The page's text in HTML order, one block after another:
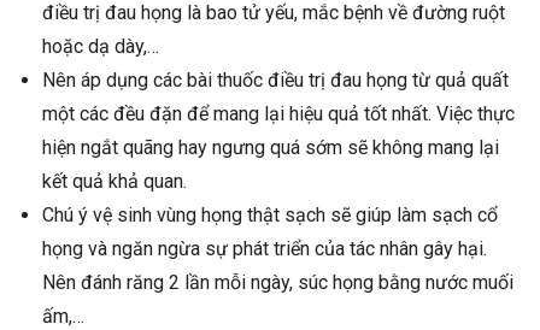
điều trị đau họng là bao tử yếu, mắc bệnh về đường ruột
hoặc dạ dày,…
Nên áp dụng các bài thuốc điều trị đau họng từ quả quất
một các đều đặn để mang lại hiệu quả tốt nhất. Việc thực
hiện ngắt quãng hay ngưng quá sớm sẽ không mang lại
kết quả khả quan.
Chú ý vệ sinh vùng họng thật sạch sẽ giúp làm sạch cổ
họng và ngăn ngừa sự phát triển của tác nhân gây hại.
Nên đánh răng 2 lần mỗi ngày, súc họng bằng nước muối
ấm,…